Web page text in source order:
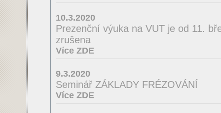
10.3.2020
Prezenční výuka na VUT je od 11.
zrušena
Více ZDE
9.3.2020
Seminář ZÁKLADY FRÉZOVÁNÍ
Více ZDE